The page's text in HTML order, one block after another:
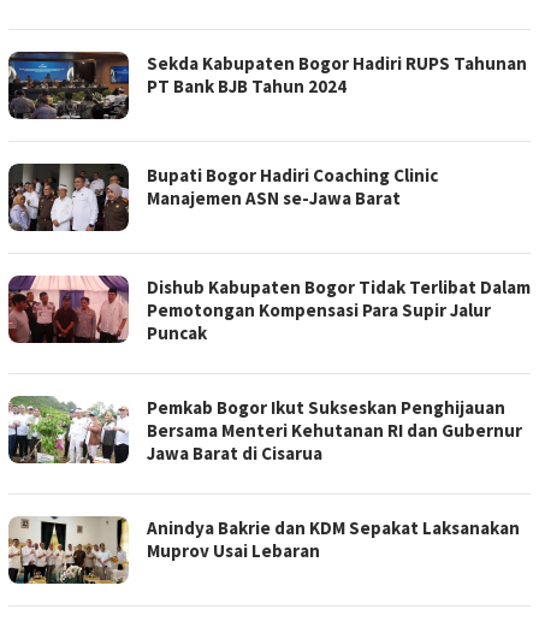
Sekda Kabupaten Bogor Hadiri RUPS Tahunan
PT Bank BJB Tahun 2024
Bupati Bogor Hadiri Coaching Clinic
Manajemen ASN se-Jawa Barat
Dishub Kabupaten Bogor Tidak Terlibat Dalam
Pemotongan Kompensasi Para Supir Jalur
Puncak
Pemkab Bogor Ikut Sukseskan Penghijauan
Bersama Menteri Kehutanan RI dan Gubernur
Jawa Barat di Cisarua
Anindya Bakrie dan KDM Sepakat Laksanakan
Muprov Usai Lebaran